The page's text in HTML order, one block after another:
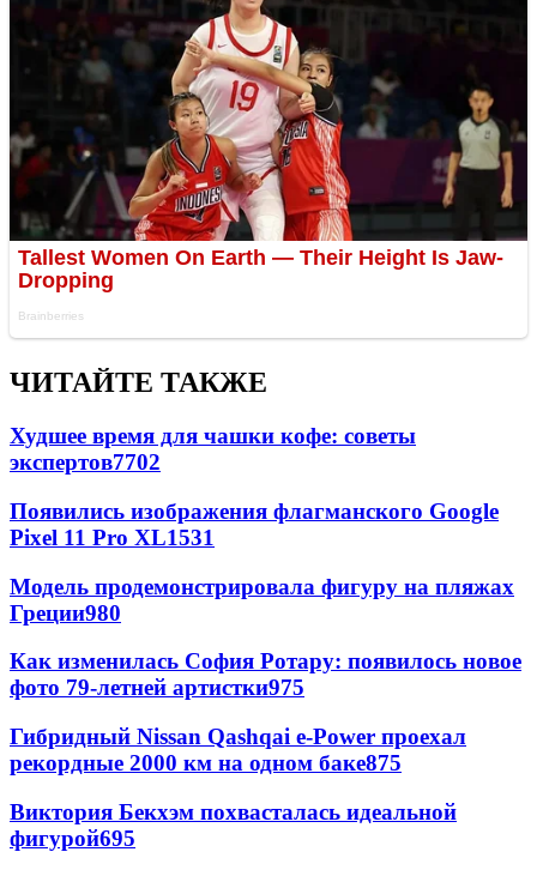
ЧИТАЙТЕ ТАКЖЕ
Худшее время для чашки кофе: советы
экспертов7702
Появились изображения флагманского Google
Pixel 11 Pro XL1531
Модель продемонстрировала фигуру на пляжах
Греции980
Как изменилась София Ротару: появилось новое
фото 79-летней артистки975
Гибридный Nissan Qashqai e-Power проехал
рекордные 2000 км на одном баке875
Виктория Бекхэм похвасталась идеальной
фигурой695